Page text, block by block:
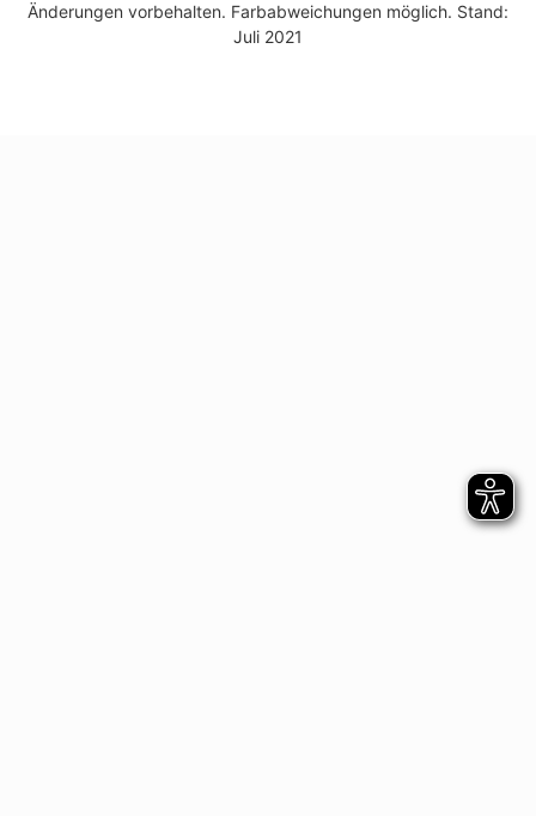
Änderungen vorbehalten. Farbabweichungen möglich. Stand:
Juli 2021